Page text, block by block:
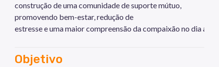
construção de uma comunidade de suporte mútuo,
promovendo bem-estar, redução de
estresse e uma maior compreensão da compaixão no dia a
Objetivo